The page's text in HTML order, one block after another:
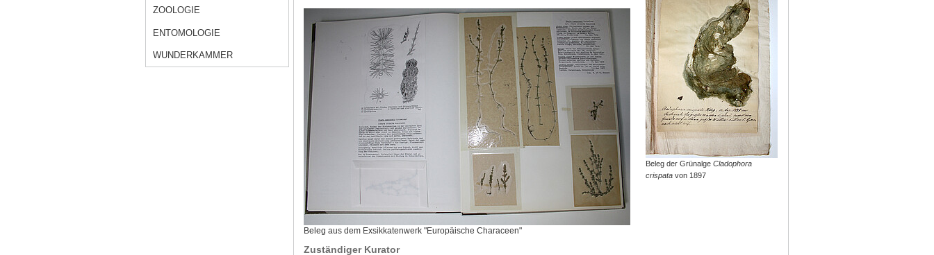
ZOOLOGIE
ENTOMOLOGIE
WUNDERKAMMER
Beleg aus dem Exsikkatenwerk "Europäische Characeen"
Zuständiger Kurator
Beleg der GrünalgeCladophora
crispata von 1897